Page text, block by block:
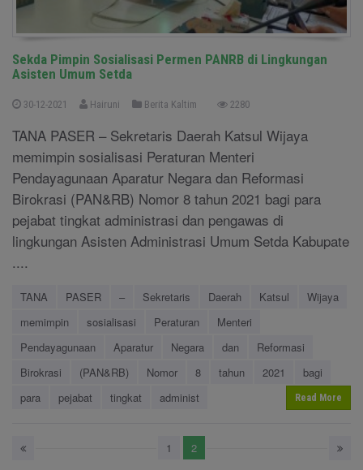
Sekda Pimpin Sosialisasi Permen PANRB di Lingkungan
Asisten Umum Setda
30-12-2021 Hairuni Berita Kaltim 2280
TANA PASER – Sekretaris Daerah Katsul Wijaya
memimpin sosialisasi Peraturan Menteri
Pendayagunaan Aparatur Negara dan Reformasi
Birokrasi (PAN&RB) Nomor 8 tahun 2021 bagi para
pejabat tingkat administrasi dan pengawas di
lingkungan Asisten Administrasi Umum Setda Kabupate
....
TANA PASER – Sekretaris Daerah Katsul
Wijaya
memimpin
sosialisasi Peraturan
Menteri
Pendayagunaan
Aparatur Negara dan
Reformasi
Birokrasi
(PAN&RB) Nomor 8 tahun 2021
bagi
para
pejabat tingkat administ Read More
1 2